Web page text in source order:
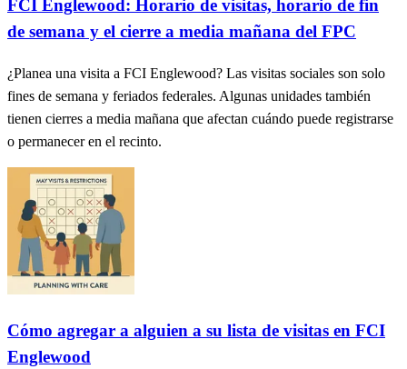
FCI Englewood: Horario de visitas, horario de fin
de semana y el cierre a media mañana del FPC
¿Planea una visita a FCI Englewood? Las visitas sociales son solo
fines de semana y feriados federales. Algunas unidades también
tienen cierres a media mañana que afectan cuándo puede registrarse
o permanecer en el recinto.
Cómo agregar a alguien a su lista de visitas en FCI
Englewood